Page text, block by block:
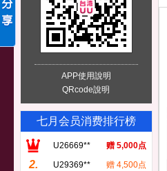
APP使用說明
QRcode說明
七月会员消费排行榜
U26669** 赠 5,000点
2. U29369** 赠 4,500点